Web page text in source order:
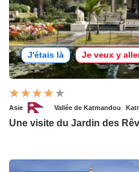
J'étais là Je veux y
Asie Vallée de Katmandou
Une visite du Jardin des